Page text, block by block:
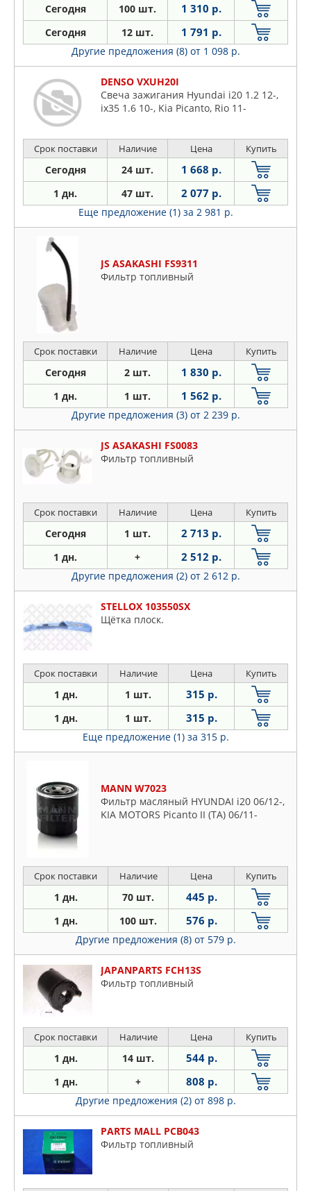
Сегодня 100 шт. 1 310 р.
Сегодня 12 шт. 1 791 р.
Другие предложения (8) от 1 098 р.
DENSO VXUH20I
Свеча зажигания Hyundai i20 1.2 12-,
ix35 1.6 10-, Kia Picanto, Rio 11-
Срок поставки Наличие Цена Купить
Сегодня 24 шт. 1 668 р.
1 дн. 47 шт. 2 077 р.
Еще предложение (1) за 2 981 р.
JS ASAKASHI FS9311
Фильтр топливный
Срок поставки Наличие Цена Купить
Сегодня 2 шт. 1 830 р.
1 дн. 1 шт. 1 562 р.
Другие предложения (3) от 2 239 р.
JS ASAKASHI FS0083
Фильтр топливный
Срок поставки Наличие Цена Купить
Сегодня 1 шт. 2 713 р.
1 дн. + 2 512 р.
Другие предложения (2) от 2 612 р.
STELLOX 103550SX
Щётка плоск.
Срок поставки Наличие Цена Купить
1 дн. 1 шт. 315 р.
1 дн. 1 шт. 315 р.
Еще предложение (1) за 315 р.
MANN W7023
Фильтр масляный HYUNDAI i20 06/12-,
KIA MOTORS Picanto II (TA) 06/11-
Срок поставки Наличие Цена Купить
1 дн. 70 шт. 445 р.
1 дн. 100 шт. 576 р.
Другие предложения (8) от 579 р.
JAPANPARTS FCH13S
Фильтр топливный
Срок поставки Наличие Цена Купить
1 дн. 14 шт. 544 р.
1 дн. + 808 р.
Другие предложения (2) от 898 р.
PARTS MALL PCB043
Фильтр топливный